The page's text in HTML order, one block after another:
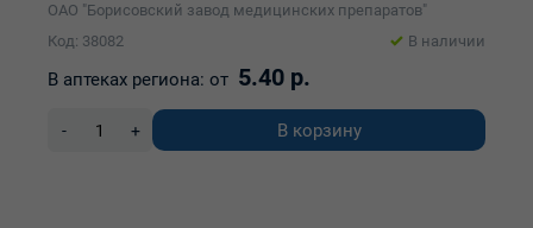
ОАО "Борисовский завод медицинских препаратов"
Код: 38082
В наличии
В аптеках региона: от 5.40 р.
- + В корзину